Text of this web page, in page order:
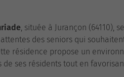
, située à Jurançon (64110),
des seniors qui
résidence propose un
de ses résidents tout en